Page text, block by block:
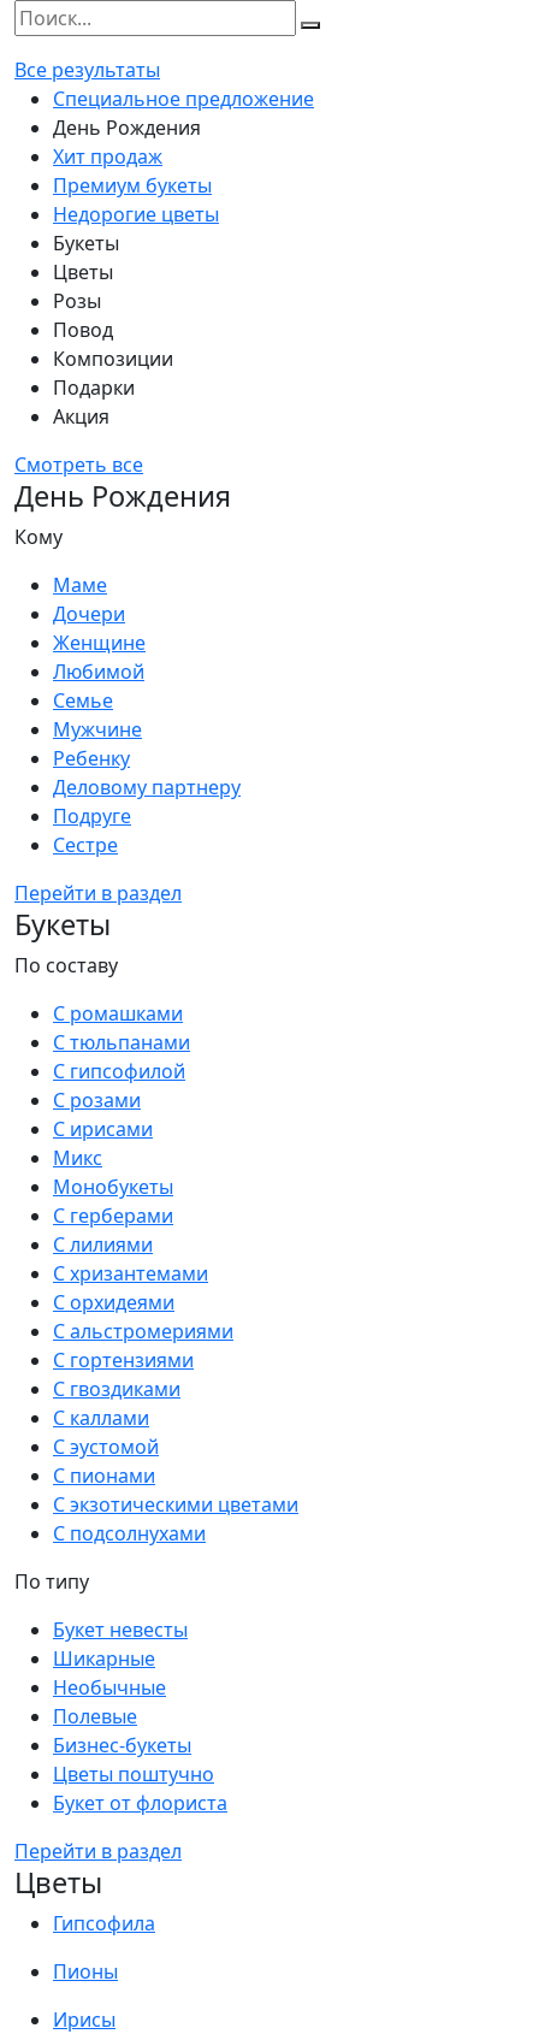
Все результаты
Специальное предложение
День Рождения
Хит продаж
Премиум букеты
Недорогие цветы
Букеты
Цветы
Розы
Повод
Композиции
Подарки
Акция
Смотреть все
День Рождения
Кому
Маме
Дочери
Женщине
Любимой
Семье
Мужчине
Ребенку
Деловому партнеру
Подруге
Сестре
Перейти в раздел
Букеты
По составу
С ромашками
С тюльпанами
С гипсофилой
С розами
С ирисами
Микс
Монобукеты
С герберами
С лилиями
С хризантемами
С орхидеями
С альстромериями
С гортензиями
С гвоздиками
С каллами
С эустомой
С пионами
С экзотическими цветами
С подсолнухами
По типу
Букет невесты
Шикарные
Необычные
Полевые
Бизнес-букеты
Цветы поштучно
Букет от флориста
Перейти в раздел
Цветы
Гипсофила
Пионы
Ирисы